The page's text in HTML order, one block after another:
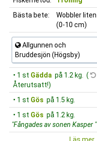
Bästa bete:
Wobbler liten
(0-10 cm)
Allgunnen och
Bruddesjön (Högsby)
• 1 st Gädda på 1.2 kg. (
Återutsatt!)
• 1 st Gös på 1.5 kg.
• 1 st Gös på 1.2 kg.
"Fångades av sonen Kasper "
Läs mer...